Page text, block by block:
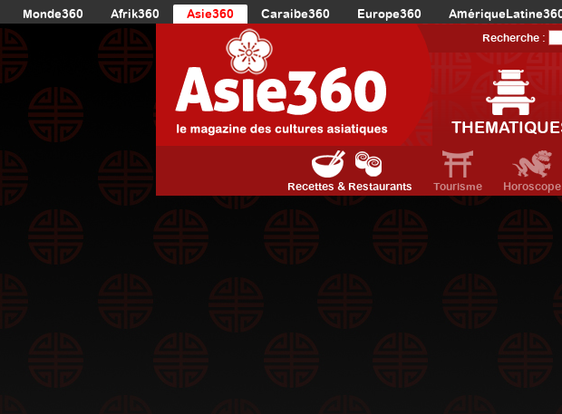
Monde360 Afrik360 Asie360 Caraibe360 Europe360
Recherche :
Recettes & Restaurants Tourisme Horoscope